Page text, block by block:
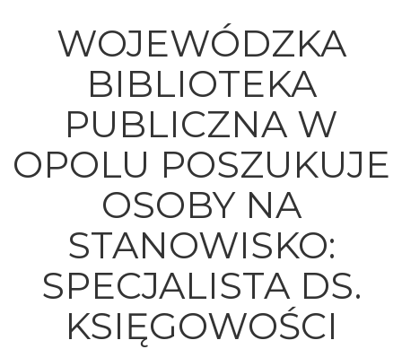
Opolu
WOJEWÓDZKA
BIBLIOTEKA
PUBLICZNA W
OPOLU POSZUKUJE
OSOBY NA
STANOWISKO:
SPECJALISTA DS.
KSIĘGOWOŚCI